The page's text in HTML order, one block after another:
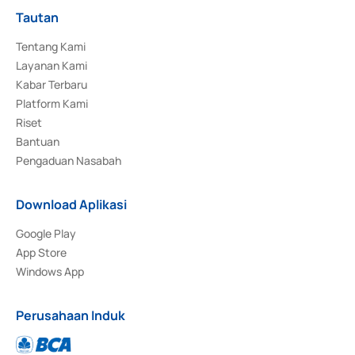
Tautan
Tentang Kami
Layanan Kami
Kabar Terbaru
Platform Kami
Riset
Bantuan
Pengaduan Nasabah
Download Aplikasi
Google Play
App Store
Windows App
Perusahaan Induk